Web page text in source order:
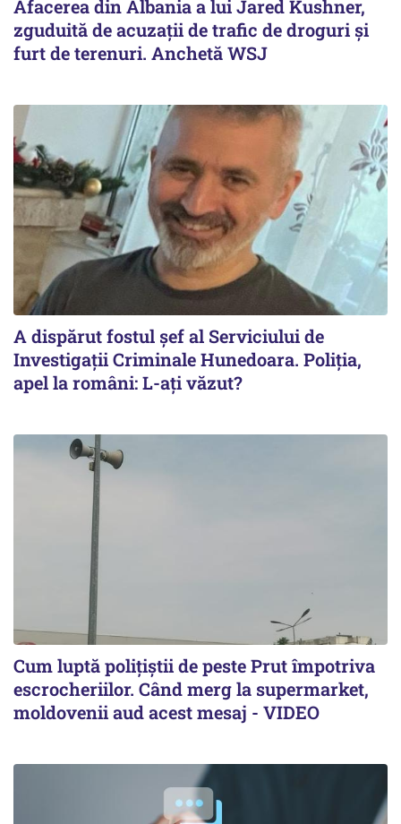
Afacerea din Albania a lui Jared Kushner,
zguduită de acuzații de trafic de droguri și
furt de terenuri. Anchetă WSJ
A dispărut fostul șef al Serviciului de
Investigații Criminale Hunedoara. Poliția,
apel la români: L-ați văzut?
Cum luptă polițiștii de peste Prut împotriva
escrocheriilor. Când merg la supermarket,
moldovenii aud acest mesaj - VIDEO